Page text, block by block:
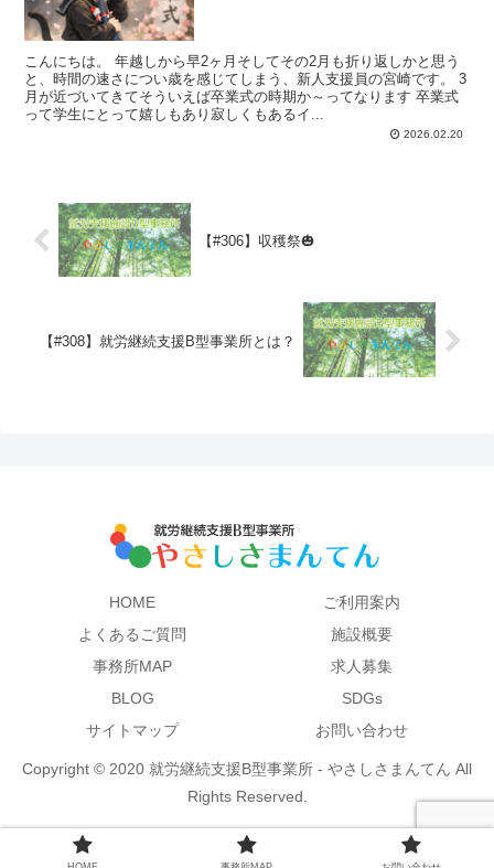
こんにちは。 年越しから早2ヶ月そしてその2月も折り返しかと思う
と、時間の速さについ歳を感じてしまう、新人支援員の宮崎です。 3
月が近づいてきてそういえば卒業式の時期か～ってなります 卒業式
って学生にとって嬉しもあり寂しくもあるイ...
2026.02.20
【#306】収穫祭🎃
【#308】就労継続支援B型事業所とは？
HOME
ご利用案内
よくあるご質問
施設概要
事務所MAP
求人募集
BLOG
SDGs
サイトマップ
お問い合わせ
Copyright © 2020 就労継続支援B型事業所 - やさしさまんてん All
Rights Reserved.